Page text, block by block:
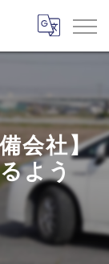
会社】
よう